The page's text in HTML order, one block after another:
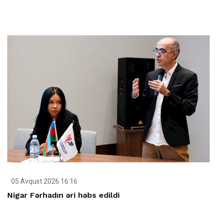
05 Avqust 2026 16:16
Nigar Fərhadın əri həbs edildi